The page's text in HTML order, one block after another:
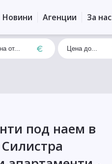
Новини Агенции За нас
под наем в